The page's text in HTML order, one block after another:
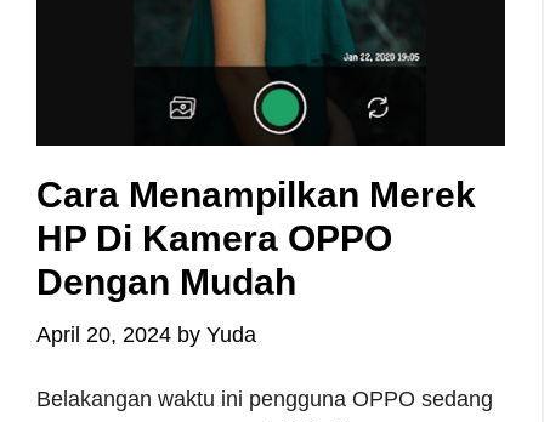
Cara Menampilkan Merek
HP Di Kamera OPPO
Dengan Mudah
April 20, 2024 by Yuda
Belakangan waktu ini pengguna OPPO sedang